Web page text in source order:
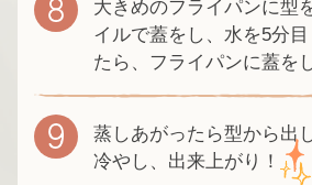
大きめのフライパンに型
イルで蓋をし、水を5分
たら、フライパンに蓋を
蒸しあがったら型から出
冷やし、出来上がり！